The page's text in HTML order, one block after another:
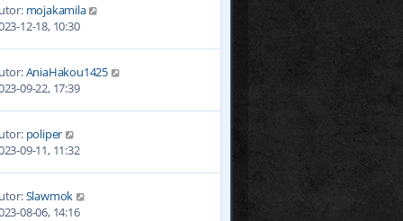
mojakamila
12-18, 10:30
AniaHakou1425
09-22, 17:39
poliper
09-11, 11:32
Slawmok
08-06, 14:16